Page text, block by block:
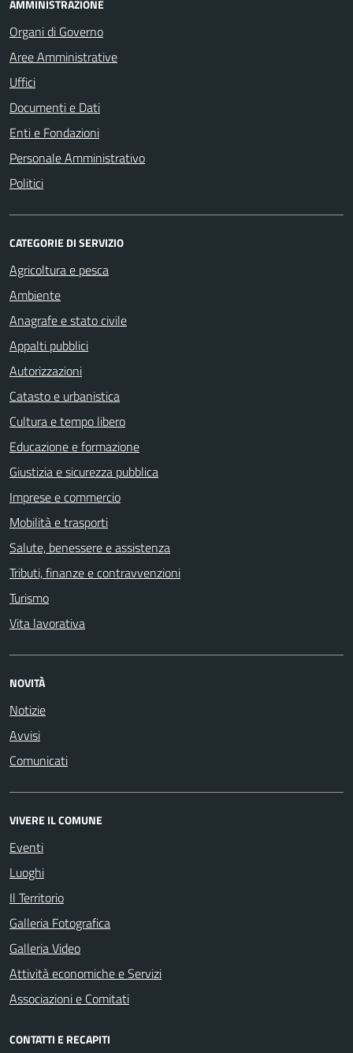
AMMINISTRAZIONE
Organi di Governo
Aree Amministrative
Uffici
Documenti e Dati
Enti e Fondazioni
Personale Amministrativo
Politici
CATEGORIE DI SERVIZIO
Agricoltura e pesca
Ambiente
Anagrafe e stato civile
Appalti pubblici
Autorizzazioni
Catasto e urbanistica
Cultura e tempo libero
Educazione e formazione
Giustizia e sicurezza pubblica
Imprese e commercio
Mobilità e trasporti
Salute, benessere e assistenza
Tributi, finanze e contravvenzioni
Turismo
Vita lavorativa
NOVITÀ
Notizie
Avvisi
Comunicati
VIVERE IL COMUNE
Eventi
Luoghi
Il Territorio
Galleria Fotografica
Galleria Video
Attività economiche e Servizi
Associazioni e Comitati
CONTATTI E RECAPITI